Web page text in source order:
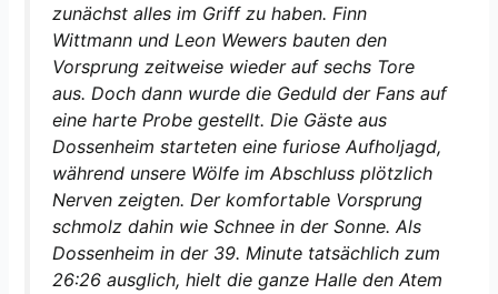
zunächst alles im Griff zu haben. Finn
Wittmann und Leon Wewers bauten den
Vorsprung zeitweise wieder auf sechs Tore
aus. Doch dann wurde die Geduld der Fans auf
eine harte Probe gestellt. Die Gäste aus
Dossenheim starteten eine furiose Aufholjagd,
während unsere Wölfe im Abschluss plötzlich
Nerven zeigten. Der komfortable Vorsprung
schmolz dahin wie Schnee in der Sonne. Als
Dossenheim in der 39. Minute tatsächlich zum
26:26 ausglich, hielt die ganze Halle den Atem